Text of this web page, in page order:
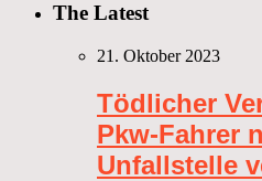
The Latest
21. Oktober 2023
Tödlicher
Pkw-Fahrer
Unfallstelle